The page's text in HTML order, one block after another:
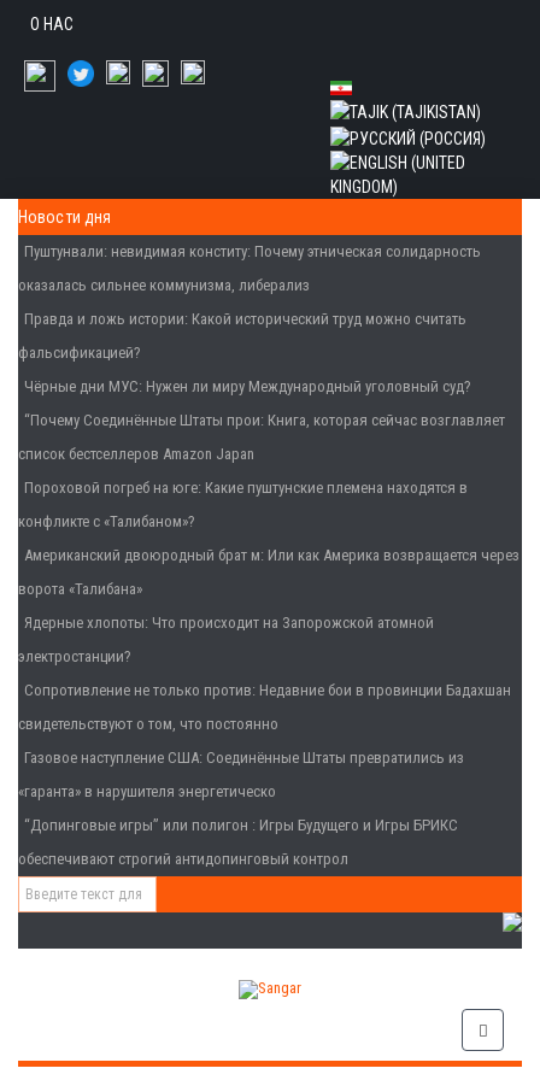
О НАС
Новости дня
Пуштунвали: невидимая конститу: Почему этническая солидарность
оказалась сильнее коммунизма, либерализ
Правда и ложь истории: Какой исторический труд можно считать
фальсификацией?
Чёрные дни МУС: Нужен ли миру Международный уголовный суд?
“Почему Соединённые Штаты прои: Книга, которая сейчас возглавляет
список бестселлеров Amazon Japan
Пороховой погреб на юге: Какие пуштунские племена находятся в
конфликте с «Талибаном»?
Американский двоюродный брат м: Или как Америка возвращается через
ворота «Талибана»
Ядерные хлопоты: Что происходит на Запорожской атомной
электростанции?
Сопротивление не только против: Недавние бои в провинции Бадахшан
свидетельствуют о том, что постоянно
Газовое наступление США: Соединённые Штаты превратились из
«гаранта» в нарушителя энергетическо
“Допинговые игры” или полигон : Игры Будущего и Игры БРИКС
обеспечивают строгий антидопинговый контрол